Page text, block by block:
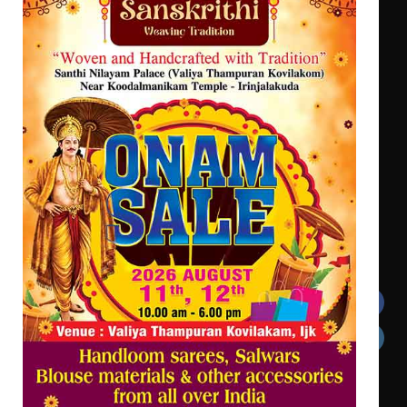
ട്യുണീഷ്യൻ ചിത്രം ” ദി വോയിസ്
ഓഫ് ഹിന്ദ് റജബ് ” ഇരിങ്ങാലക്കുട
ഫിലിം സൊസൈറ്റി ആഗസ്റ്റ് 7
വെള്ളിയാഴ്ച സ്‌ക്രീൻ ചെയ്യുന്നു
സെന്റ് ജോസഫ്സ് കോളജ്
കോമേഴ്‌സ് അസോസിയേഷന്
തുടക്കമായി
Get In Touch
Twitter Facebook
LinkedIn Instagram
YouTube